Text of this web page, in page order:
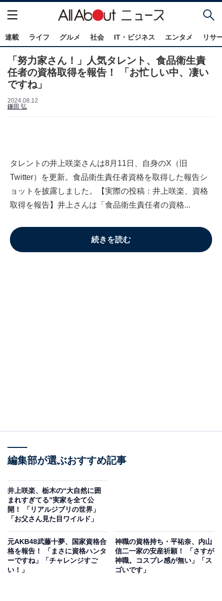
連載 ライフ グルメ 社会 IT・ビジネス エンタメ リサ
「努力家さん！」人気タレント、食品衛生責
任者の資格取得を報告！ 「お忙しい中、凄い
ですね」
2024.08.12
鎌田 弘
タレントの井上咲楽さんは8月11日、自身のX（旧
Twitter）を更新。食品衛生責任者資格を取得した報告シ
ョットを披露しました。【実際の投稿：井上咲楽、資格
取得を報告】井上さんは「食品衛生責任者の資格...
続きを読む
編集部が選ぶおすすめ記事
井上咲楽、栃木の“大自然に囲
まれすぎてる”実家を全て公
開！ 「リアルジブリの世界」
「お父さん見た目ワイルド」
元AKB48武藤十夢、国家資格合
格を報告！ 「まさに資格ハンタ
ーですね」「チャレンジすご
い！」
神職の資格持ち・平祐奈、内山
信二一家の安産祈願！ 「さすが
神職。コスプレ感が無い」「ス
ゴいです」